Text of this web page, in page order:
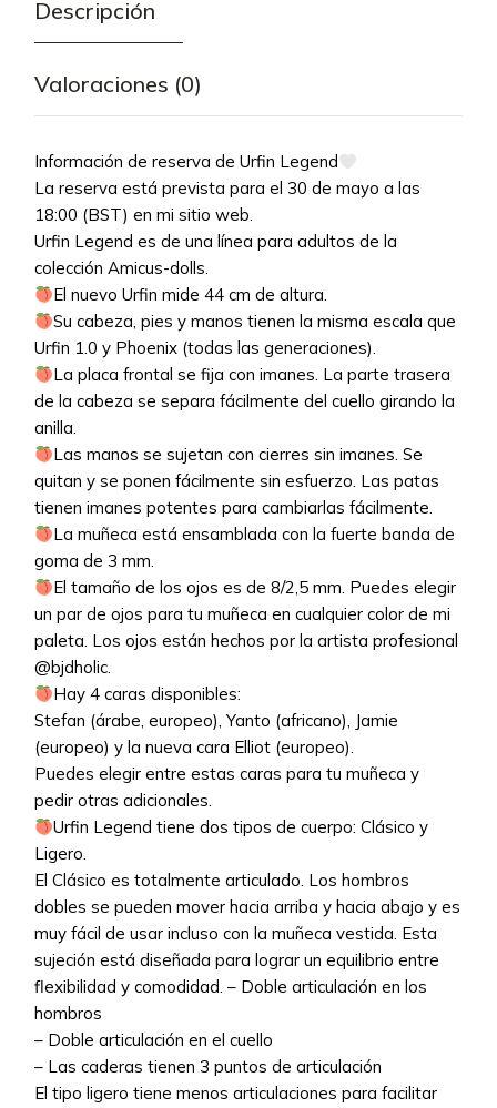
Descripción
Valoraciones (0)
Información de reserva de Urfin Legend
La reserva está prevista para el 30 de mayo a las
18:00 (BST) en mi sitio web.
Urfin Legend es de una línea para adultos de la
colección Amicus-dolls.
El nuevo Urfin mide 44 cm de altura.
Su cabeza, pies y manos tienen la misma escala que
Urfin 1.0 y Phoenix (todas las generaciones).
La placa frontal se fija con imanes. La parte trasera
de la cabeza se separa fácilmente del cuello girando la
anilla.
Las manos se sujetan con cierres sin imanes. Se
quitan y se ponen fácilmente sin esfuerzo. Las patas
tienen imanes potentes para cambiarlas fácilmente.
La muñeca está ensamblada con la fuerte banda de
goma de 3 mm.
El tamaño de los ojos es de 8/2,5 mm. Puedes elegir
un par de ojos para tu muñeca en cualquier color de mi
paleta. Los ojos están hechos por la artista profesional
@bjdholic.
Hay 4 caras disponibles:
Stefan (árabe, europeo), Yanto (africano), Jamie
(europeo) y la nueva cara Elliot (europeo).
Puedes elegir entre estas caras para tu muñeca y
pedir otras adicionales.
Urfin Legend tiene dos tipos de cuerpo: Clásico y
Ligero.
El Clásico es totalmente articulado. Los hombros
dobles se pueden mover hacia arriba y hacia abajo y es
muy fácil de usar incluso con la muñeca vestida. Esta
sujeción está diseñada para lograr un equilibrio entre
flexibilidad y comodidad. – Doble articulación en los
hombros
– Doble articulación en el cuello
– Las caderas tienen 3 puntos de articulación
El tipo ligero tiene menos articulaciones para facilitar